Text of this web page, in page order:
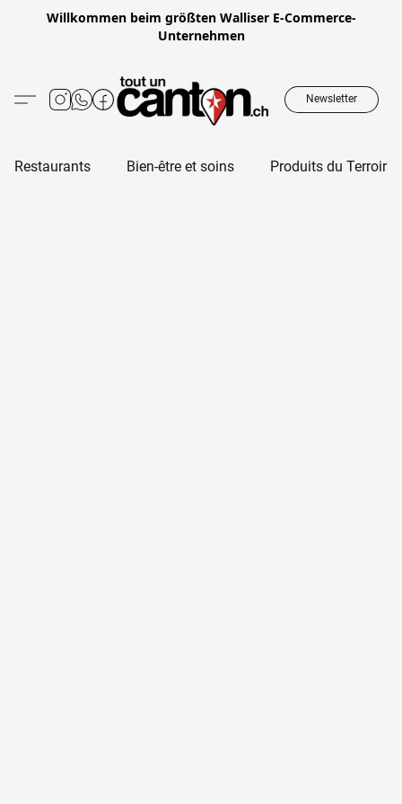
Willkommen beim größten Walliser E-Commerce-
Unternehmen
Newsletter
Restaurants Bien-être et soins Produits du Terroir